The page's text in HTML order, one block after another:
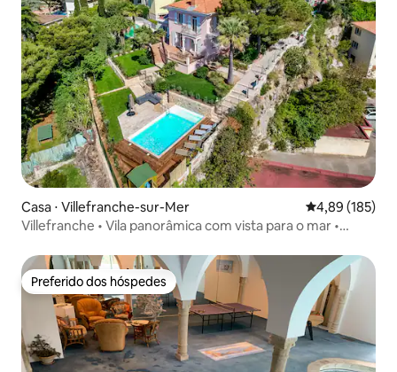
Casa ⋅ Villefranche-sur-Mer 4,89 de uma
4,89 (185)
Villefranche • Vila panorâmica com vista para o mar •
Preferido dos hóspedes
Preferido dos hóspedes